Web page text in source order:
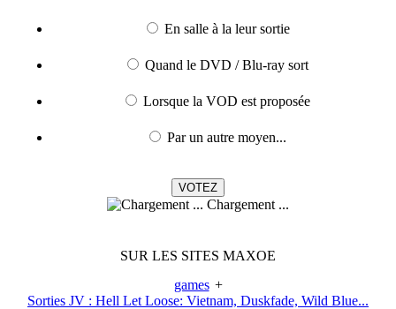
En salle à la leur sortie
Quand le DVD / Blu-ray sort
Lorsque la VOD est proposée
Par un autre moyen...
Chargement ...
SUR LES SITES MAXOE
games +
Sorties JV : Hell Let Loose: Vietnam, Duskfade, Wild Blue...